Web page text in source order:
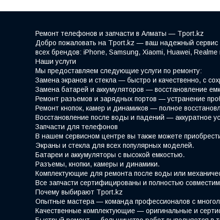
Ремонт телефонов и запчасти в Алматы — Tport.kz
Добро пожаловать на Tport.kz — ваш надежный сервис
всех брендов: iPhone, Samsung, Xiaomi, Huawei,
Наши услуги
Мы предоставляем следующие услуги по ремонту:
Замена экранов и стекла — быстро и качественно, с
Замена батарей и аккумуляторов — восстановление
Ремонт разъемов и зарядных портов — устранение
Ремонт кнопок, камер и динамиков — полное
Восстановление после воды и падений — аккуратное
Запчасти для телефонов
В нашем сервисном центре вы также можете
Экраны и стекла для всех популярных моделей.
Батареи и аккумуляторы с высокой емкостью.
Разъемы, кнопки, камеры и динамики.
Комплектующие для ремонта после воды или
Все запчасти сертифицированы и полностью
Почему выбирают Tport.kz
Опытные мастера — команда профессионалов с
Качественные комплектующие — оригинальные и